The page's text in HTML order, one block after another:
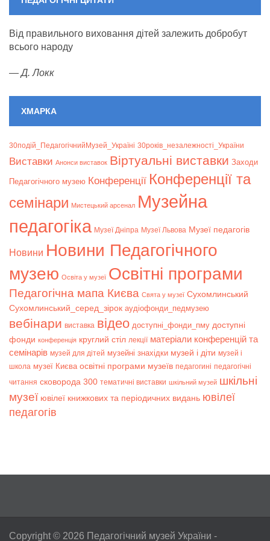
Від правильного виховання дітей залежить добробут
всього народу
—Д. Локк
ХМАРКА
30подій_ПедагогічнийМузей_Україні 30років_незалежності_України
Bиставки Анонси виставок Віртуальні виставки Заходи
Педагогічного музею Конференції Конференції та
семінари Мистецький арсенал Музейна
педагогіка Музеї Дніпра Музеї Львова Музеї педагогів
Новини Новини Педагогічного
музею Освіта у музеї Освітні програми
Педагогічна мапа Києва Свята у музеї Сухомлинський
Сухомлинський_серед_зірок аудіофонди_педмузею
вебінари виставка відео доступні_фонди_пму доступні
фонди конференція круглий стіл лекції матеріали конференцій та
семінарів музей для дітей музейні знахідки музей і діти музей і
школа музеї Києва освітні програми музеїв педагогині педагогічні
читання сковорода 300 тематичні виставки шкільний музей шкільні
музеї ювілеї книжкових та періодичних видань ювілеї
педагогів
Copyright © 2026 Педагогічний музей України -